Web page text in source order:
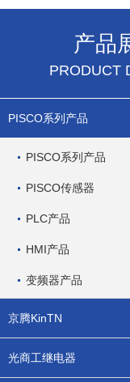
产品
PRODUCT
PISCO系列产品
PISCO系列产品
PISCO传感器
PLC产品
HMI产品
变频器产品
京腾KinTN
光商工继电器